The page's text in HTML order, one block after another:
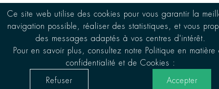
Ce site web utilise des cookies pour vous garantir la
navigation possible, réaliser des statistiques, et vous
des messages adaptés à vos centres d'intérêt.
Pour en savoir plus, consultez notre Politique en matière
confidentialité et de Cookies :
Refuser
Accepter